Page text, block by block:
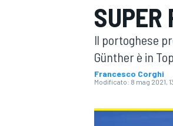
MOTOGP
SUPER
Il portoghese
Günther è in
Francesco Corghi
Modificato: 8 mag 2021,